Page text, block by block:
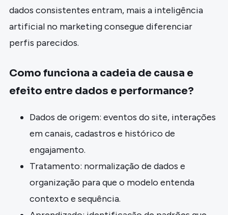
dados consistentes entram, mais a inteligência
artificial no marketing consegue diferenciar
perfis parecidos.
Como funciona a cadeia de causa e
efeito entre dados e performance?
Dados de origem: eventos do site, interações
em canais, cadastros e histórico de
engajamento.
Tratamento: normalização de dados e
organização para que o modelo entenda
contexto e sequência.